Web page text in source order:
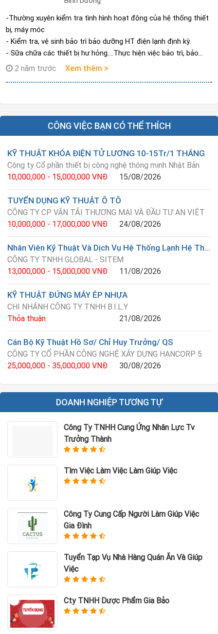
-Thường xuyên kiểm tra tình hình hoạt động của hệ thống thiết
bị, máy móc
- Kiểm tra, vệ sinh bảo trì bảo dưỡng HT điện lạnh định kỳ.
- Sữa chữa các thiết bị hư hỏng....Thực hiện việc bảo trì, bảo
dưỡng các máy móc, thiết bị trong nhà máy theo kế hoạch đã
- Vệ sinh, bảo quản các công cụ dụng cụ, thiết bị phục vụ công
việc được giao.
việc viên bảo trì điện lạnh
- Các công việc khác theo yêu cầu BLĐ
2 năm trước Xem thêm
CÔNG VIỆC BẠN CÓ THỂ THÍCH
KỸ THUẬT KHÓA ĐIỆN TỬ LƯƠNG 10-15Tr/1 THÁNG
Công ty Cổ phần thiết bị công nghệ thông minh Nhật Bản
10,000,000 - 15,000,000 VNĐ
15/08/2026
TUYỂN DỤNG KỸ THUẬT Ô TÔ
CÔNG TY CP VẬN TẢI THƯƠNG MẠI VÀ ĐẦU TƯ AN VIỆT
10,000,000 - 17,000,000 VNĐ
24/08/2026
Nhân Viên Kỹ Thuật Và Dịch Vụ Hệ Thống Lạnh Hệ Thống Điện
CÔNG TY TNHH GLOBAL - SITEM
13,000,000 - 15,000,000 VNĐ
11/08/2026
KỸ THUẬT ĐỨNG MÁY ÉP NHỰA
CHI NHÁNH CÔNG TY TNHH B.I.L.Y
Thỏa thuận
21/08/2026
Cán Bộ Kỹ Thuật Hồ Sơ/ Chỉ Huy Trưởng/ QS
CÔNG TY CỔ PHẦN CÔNG NGHỆ XÂY DỰNG HANCORP 5
25,000,000 - 35,000,000 VNĐ
30/08/2026
DOANH NGHIỆP TƯƠNG TỰ
Công Ty TNHH Cung Ứng Nhân Lực Tv
Trưởng Thành
Tìm Việc Làm Việc Làm Giúp Việc
Công Ty Cung Cấp Người Làm Giúp Việc
Gia Đình
Tuyển Tạp Vụ Nhà Hàng Quán Ăn Và Giúp
Việc
Cty TNHH Dược Phẩm Gia Bảo